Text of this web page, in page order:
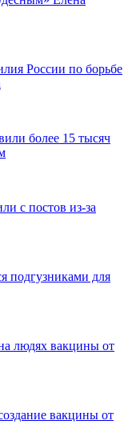
России по борьбе
более 15 тысяч
с постов из-за
подгузниками для
людях вакцины от
вакцины от